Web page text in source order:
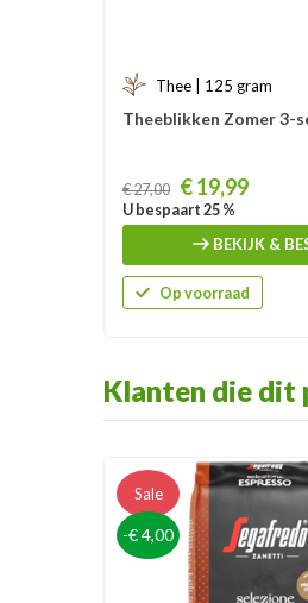
Thee | 125 gram
Theeblikken Zomer 3-
Prijs
€ 27,00 € 19,99
U bespaart 25 %
BEKIJK &
Op voorraad
Klanten die dit
Sale
-€ 4,00